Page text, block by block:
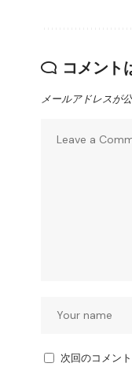
コメント
メールアドレスが
次回のコメン